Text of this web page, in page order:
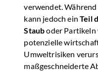
verwendet.
kann jedoch einTeil
Stauboder Partikeln
potenzielle
Umweltrisiken
maßgeschneiderte